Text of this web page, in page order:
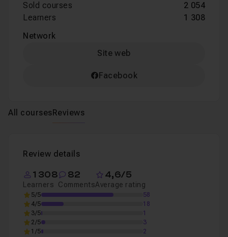
Sold courses
2 054
Learners
1 308
Network
Site web
Facebook
All coursesReviews
Review details
1 308
Learners
82
Comments
4,6/5
Average rating
5/5
58
4/5
18
3/5
1
2/5
3
1/5
2